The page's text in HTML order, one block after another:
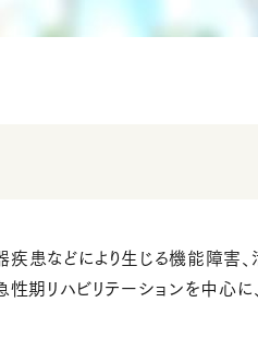
患などにより生じる機能障害
性期リハビリテーションを中心